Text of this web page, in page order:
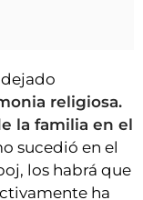
religiosa.
la familia en el
sucedió en el
los habrá que
ha